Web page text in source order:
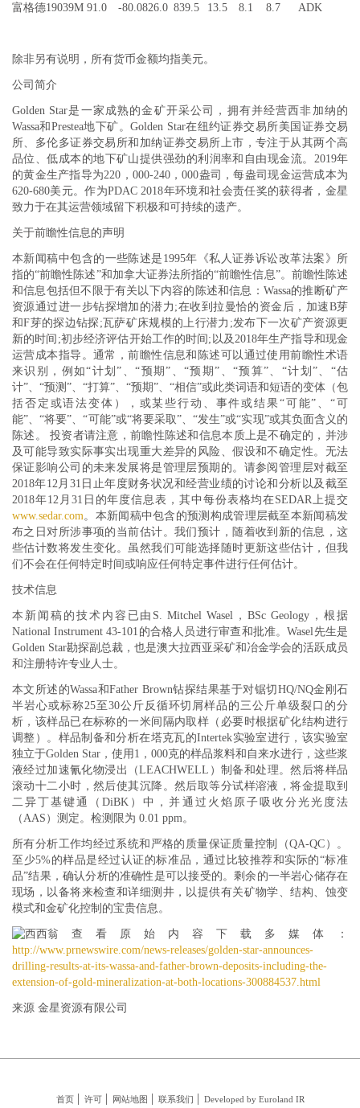
富格德19039M 91.0 -80.0826.0 839.5 13.5 8.1 8.7 ADK
除非另有说明，所有货币金额均指美元。
公司简介
Golden Star是一家成熟的金矿开采公司，拥有并经营西非加纳的
Wassa和Prestea地下矿。Golden Star在纽约证券交易所美国证券交易
所、多伦多证券交易所和加纳证券交易所上市，专注于从其两个高
品位、低成本的地下矿山提供强劲的利润率和自由现金流。2019年
的黄金生产指导为220，000-240，000盎司，每盎司现金运营成本为
620-680美元。作为PDAC 2018年环境和社会责任奖的获得者，金星
致力于在其运营领域留下积极和可持续的遗产。
关于前瞻性信息的声明
本新闻稿中包含的一些陈述是1995年《私人证券诉讼改革法案》所
指的“前瞻性陈述”和加拿大证券法所指的“前瞻性信息”。前瞻性陈述
和信息包括但不限于有关以下内容的陈述和信息：Wassa的推断矿产
资源通过进一步钻探增加的潜力;在收到拉曼恰的资金后，加速B芽
和F芽的探边钻探;瓦萨矿床规模的上行潜力;发布下一次矿产资源更
新的时间;初步经济评估开始工作的时间;以及2018年生产指导和现金
运营成本指导。通常，前瞻性信息和陈述可以通过使用前瞻性术语
来识别，例如“计划”、“预期”、“预期”、“预算”、“计划”、“估
计”、“预测”、“打算”、“预期”、“相信”或此类词语和短语的变体（包
括否定或语法变体），或某些行动、事件或结果“可能”、“可
能”、“将要”、“可能”或“将要采取”、“发生”或“实现”或其负面含义的
陈述。 投资者请注意，前瞻性陈述和信息本质上是不确定的，并涉
及可能导致实际事实出现重大差异的风险、假设和不确定性。无法
保证影响公司的未来发展将是管理层预期的。请参阅管理层对截至
2018年12月31日止年度财务状况和经营业绩的讨论和分析以及截至
2018年12月31日的年度信息表，其中每份表格均在SEDAR上提交
www.sedar.com 。本新闻稿中包含的预测构成管理层截至本新闻稿发
布之日对所涉事项的当前估计。我们预计，随着收到新的信息，这
些估计数将发生变化。虽然我们可能选择随时更新这些估计，但我
们不会在任何特定时间或响应任何特定事件进行任何估计。
技术信息
本新闻稿的技术内容已由S. Mitchel Wasel，BSc Geology，根据
National Instrument 43-101的合格人员进行审查和批准。Wasel先生是
Golden Star勘探副总裁，也是澳大拉西亚采矿和冶金学会的活跃成员
和注册特许专业人士。
本文所述的Wassa和Father Brown钻探结果基于对锯切HQ/NQ金刚石
半岩心或标称25至30公斤反循环切屑样品的三公斤单级裂口的分
析，该样品已在标称的一米间隔内取样（必要时根据矿化结构进行
调整）。样品制备和分析在塔克瓦的Intertek实验室进行，该实验室
独立于Golden Star，使用1，000克的样品浆料和自来水进行，这些浆
液经过加速氰化物浸出（LEACHWELL）制备和处理。然后将样品
滚动十二小时，然后使其沉降。然后取等分试样溶液，将金提取到
二异丁基键通（DiBK）中，并通过火焰原子吸收分光光度法
（AAS）测定。检测限为 0.01 ppm。
所有分析工作均经过系统和严格的质量保证质量控制（QA-QC）。
至少5%的样品是经过认证的标准品，通过比较推荐和实际的“标准
品”结果，确认分析的准确性是可以接受的。剩余的一半岩心储存在
现场，以备将来检查和详细测井，以提供有关矿物学、结构、蚀变
模式和金矿化控制的宝贵信息。
查看原始内容下载多媒体：
http://www.prnewswire.com/news-releases/golden-star-announces-
drilling-results-at-its-wassa-and-father-brown-deposits-including-the-
extension-of-gold-mineralization-at-both-locations-300884537.html
来源 金星资源有限公司
首页 许可 网站地图 联系我们 Developed by Euroland IR